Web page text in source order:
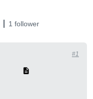
1 follower
#1